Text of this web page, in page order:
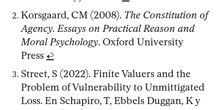
Korsgaard, CM (2008). The Constitution of
Agency. Essays on Practical Reason and
Moral Psychology. Oxford University
Press ↩
Street, S (2022). Finite Valuers and the
Problem of Vulnerability to Unmittigated
Loss. En Schapiro, T, Ebbels Duggan, K y